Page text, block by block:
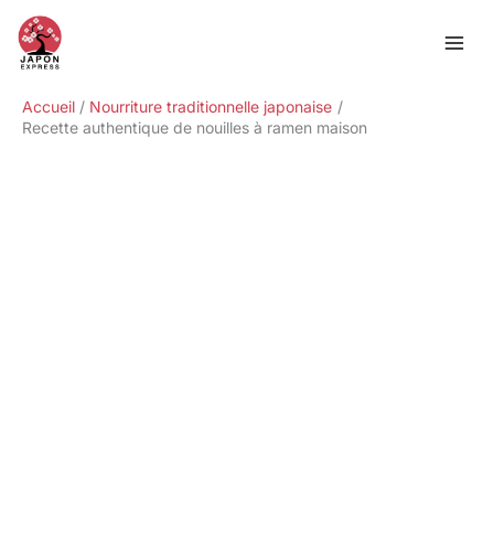
contenu
Accueil
Nourriture traditionnelle japonaise
Recette authentique de nouilles à ramen maison
Rechercher